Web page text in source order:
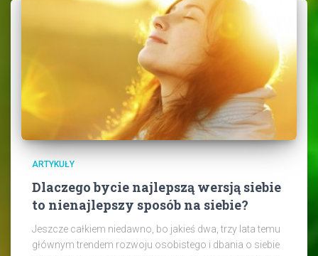
ARTYKUŁY
Dlaczego bycie najlepszą wersją siebie
to nienajlepszy sposób na siebie?
Jeszcze całkiem niedawno, bo jakieś dwa, trzy lata temu
głównym trendem rozwoju osobistego i dbania o siebie